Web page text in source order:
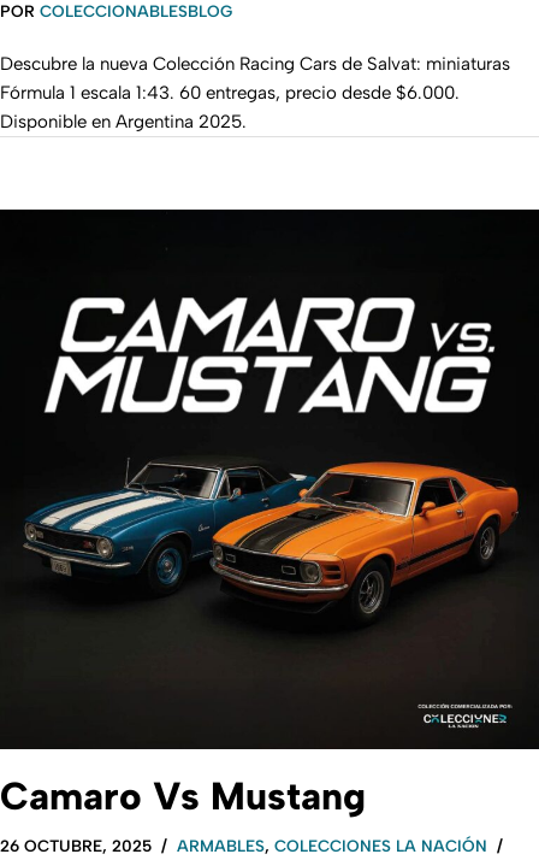
POR COLECCIONABLESBLOG
Descubre la nueva Colección Racing Cars de Salvat: miniaturas
Fórmula 1 escala 1:43. 60 entregas, precio desde $6.000.
Disponible en Argentina 2025.
Camaro Vs Mustang
26 OCTUBRE, 2025 ARMABLES, COLECCIONES LA NACIÓN